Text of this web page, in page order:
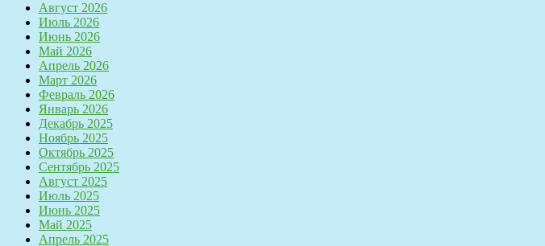
Август 2026
Июль 2026
Июнь 2026
Май 2026
Апрель 2026
Март 2026
Февраль 2026
Январь 2026
Декабрь 2025
Ноябрь 2025
Октябрь 2025
Сентябрь 2025
Август 2025
Июль 2025
Июнь 2025
Май 2025
Апрель 2025